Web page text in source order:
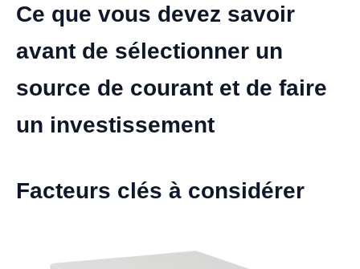
Ce que vous devez savoir
avant de sélectionner un
source de courant et de faire
un investissement
Facteurs clés à considérer